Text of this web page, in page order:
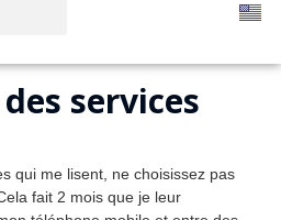
services
qui me lisent, ne choisissez pas
fait 2 mois que je leur